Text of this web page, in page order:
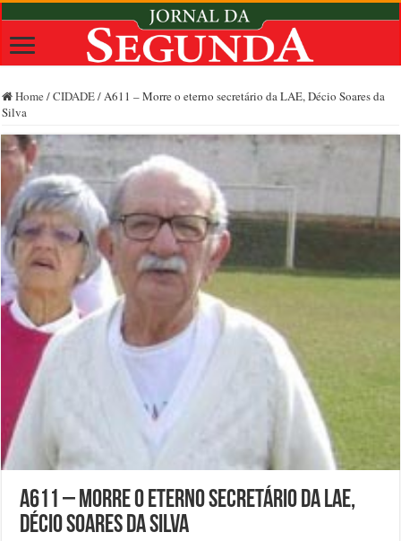
Home /CIDADE/A611 – Morre o eterno secretário da LAE, Décio Soares da
Silva
A611 – Morre o eterno secretário da LAE,
Décio Soares da Silva